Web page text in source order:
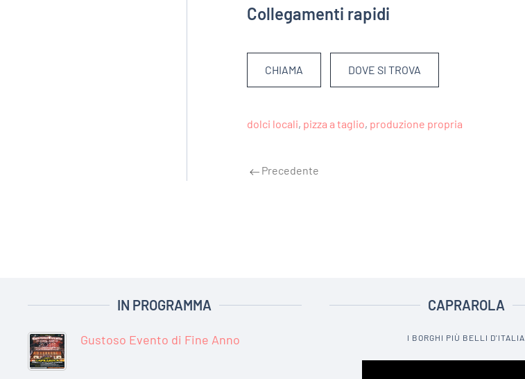
Collegamenti rapidi
CHIAMA DOVE SI TROVA
dolci locali, pizza a taglio, produzione propria
Precedente
IN PROGRAMMA
Gustoso Evento di Fine Anno
CAPRAROLA
I BORGHI PIÙ BELLI D'ITALIA